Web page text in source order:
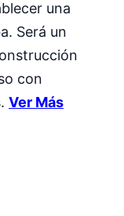
una
Será un
con
Ver Más